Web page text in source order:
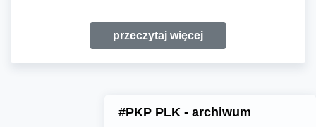
przeczytaj więcej
#PKP PLK - archiwum